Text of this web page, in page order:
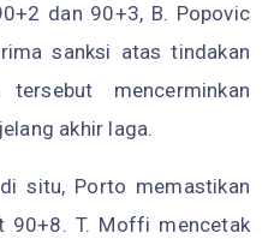
dan 90+3, B. Popovic
sanksi atas tindakan
mencerminkan
akhir laga.
situ, Porto memastikan
90+8. T. Moffi mencetak